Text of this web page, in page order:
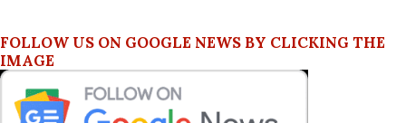
FOLLOW US ON GOOGLE NEWS BY CLICKING THE
IMAGE